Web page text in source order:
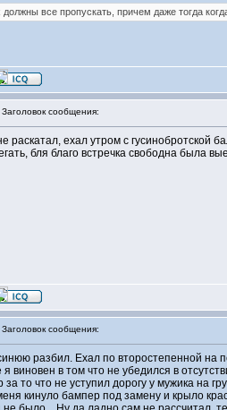
все пропускать, причем даже тогда
сообщения:
раскатал, ехал утром с
бля благо встречка свободна была
сообщения:
разбил. Ехал по второстепенной на
я виновен в том что не убедился в
то что не уступил дорогу у мужика на
кинуло бампер под замену и крыло